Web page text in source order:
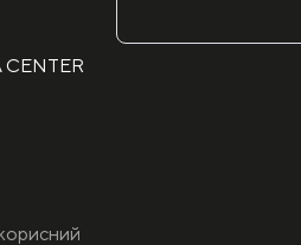
CENTER